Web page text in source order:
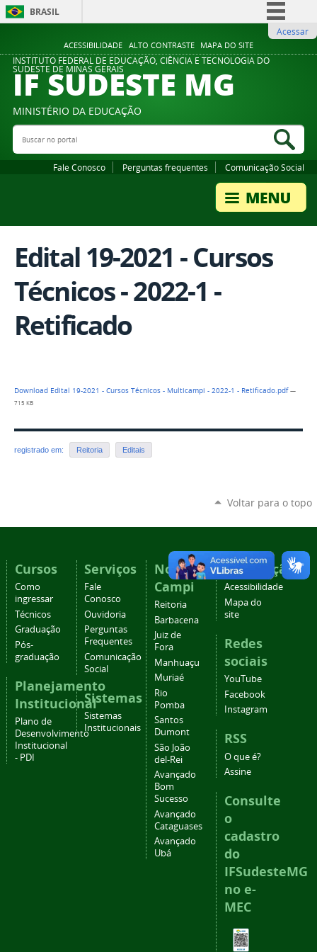
ACESSIBILIDADE ALTO CONTRASTE MAPA DO SITE
BRASIL
Comunica BR
Participe
Legislação
Acessar
INSTITUTO FEDERAL DE EDUCAÇÃO, CIÊNCIA E TECNOLOGIA DO
SUDESTE DE MINAS GERAIS
IF SUDESTE MG
MINISTÉRIO DA EDUCAÇÃO
Buscar no portal
Fale Conosco Perguntas frequentes Comunicação Social
Edital 19-2021 - Cursos
Técnicos - 2022-1 -
Retificado
Download Edital 19-2021 - Cursos Técnicos - Multicampi - 2022-1 - Retificado.pdf—
715 KB
registrado em: Reitoria Editais
Voltar para o topo
Cursos
Como
ingressar
Técnicos
Graduação
Pós-
graduação
Planejamento
Institucional
Plano de
Desenvolvimento
Institucional
- PDI
Serviços
Fale
Conosco
Ouvidoria
Perguntas
Frequentes
Comunicação
Social
Sistemas
Sistemas
Institucionais
Nossos
Campi
Reitoria
Barbacena
Juiz de
Fora
Manhuaçu
Muriaé
Rio
Pomba
Santos
Dumont
São João
del-Rei
Avançado
Bom
Sucesso
Avançado
Cataguases
Avançado
Ubá
Navegação
Acessibilidade
Mapa do
site
Redes
sociais
YouTube
Facebook
Instagram
RSS
O que é?
Assine
Consulte
o
cadastro
do
IFSudesteMG
no e-
MEC